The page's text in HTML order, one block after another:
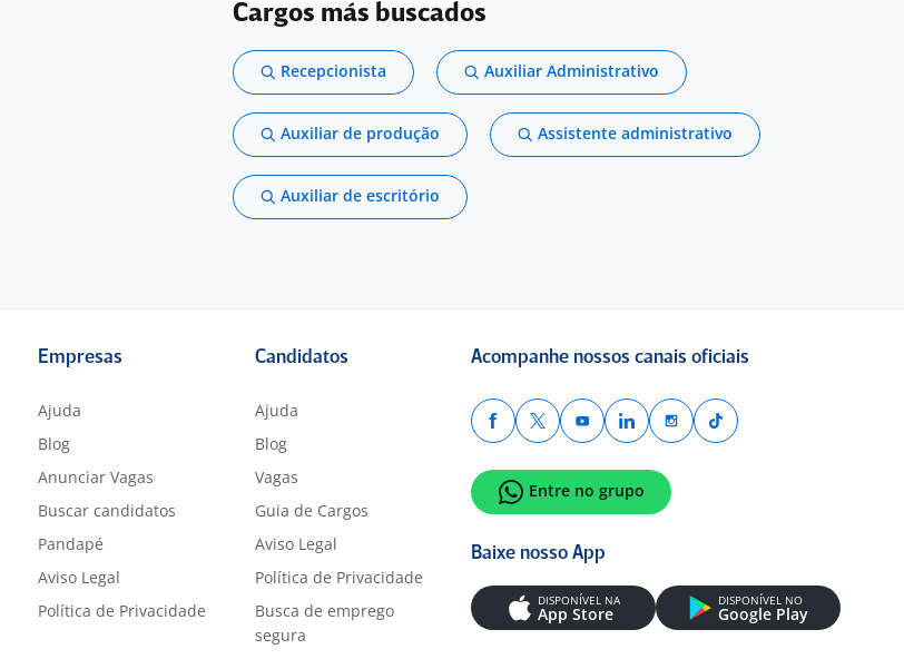
Cargos más buscados
Recepcionista Auxiliar Administrativo
Auxiliar de produção Assistente administrativo
Auxiliar de escritório
Empresas
Ajuda
Blog
Anunciar Vagas
Buscar candidatos
Pandapé
Aviso Legal
Política de Privacidade
Candidatos
Ajuda
Blog
Vagas
Guia de Cargos
Aviso Legal
Política de Privacidade
Busca de emprego
segura
Acompanhe nossos canais oficiais
Entre no grupo
Baixe nosso App
DISPONÍVEL NA
App Store
DISPONÍVEL NO
Google Play